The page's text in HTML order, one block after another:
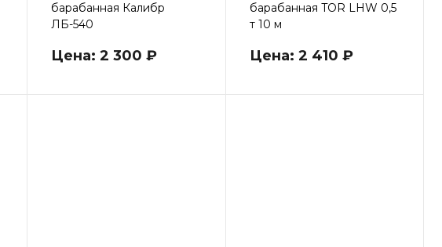
барабанная Калибр
ЛБ-540
Цена: 2 300 ₽
барабанная TOR LHW 0,5
т 10 м
Цена: 2 410 ₽